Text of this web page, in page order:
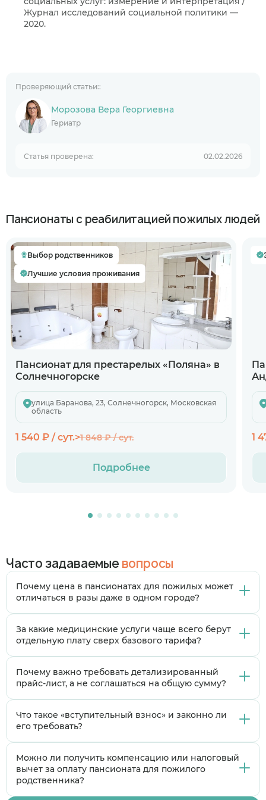
Журнал исследований социальной политики —
2020.
Проверяющий статьи::
Морозова Вера Георгиевна
Гериатр
Статья проверена: 02.02.2026
Пансионаты с реабилитацией пожилых людей
Выбор родственников
Лучшие условия проживания
Пансионат для престарелых «Поляна» в
Солнечногорске
улица Баранова, 23, Солнечногорск, Московская
область
1 540 ₽ / сут.>1 848 ₽ / сут.
Подробнее
1
Часто задаваемые вопросы
Почему цена в пансионатах для пожилых может
отличаться в разы даже в одном городе?
Стоимость формируется из множества факторов:
расположение (природа/город), тип здания и
к постояльцам, полнота и качество питания,
программа досуга. Пансионат с круглосуточным
медпостом и реабилитацией всегда дороже
За какие медицинские услуги чаще всего берут
отдельную плату сверх базового тарифа?
Отдельно обычно оплачиваются: услуги врача-
специалиста (психиатр, невролог), лечебные
пролежней, капельницы, инъекции кроме уколов
инсулина), индивидуальные занятия с психологом
или дефектологом, специальные диеты (например,
Почему важно требовать детализированный
прайс-лист, а не соглашаться на общую сумму?
Потому что «общая сумма» часто скрывает, что
многие необходимые услуги — дополнительные.
предложения разных пансионатов и избежать
неприятных сюрпризов, когда за каждый визит
врача или пачку подгузников будет выставляться
отдельный счет.
Что такое «вступительный взнос» и законно ли
его требовать?
Это разовый платеж при заселении, который
пансионаты часто объясняют затратами на
«адаптацию» или «бронирование места».
Можно ли получить компенсацию или налоговый
вычет за оплату пансионата для пожилого
родственника?